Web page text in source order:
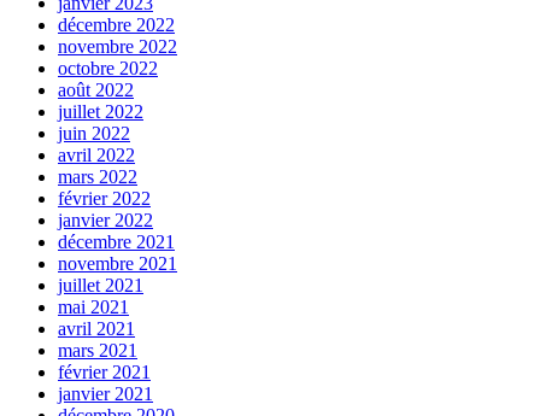
décembre 2022
novembre 2022
octobre 2022
août 2022
juillet 2022
juin 2022
avril 2022
mars 2022
février 2022
janvier 2022
décembre 2021
novembre 2021
juillet 2021
mai 2021
avril 2021
mars 2021
février 2021
janvier 2021